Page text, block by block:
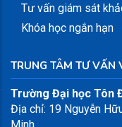
Tư vấn giám sát
Khóa học ngắn hạn
TRUNG TÂM TƯ VẤN
Trường Đại học Tôn
Địa chỉ: 19 Nguyễn
Minh